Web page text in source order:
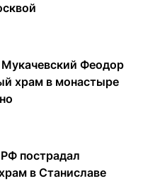
Феодор
храм в монастыре
пострадал
в Станиславе